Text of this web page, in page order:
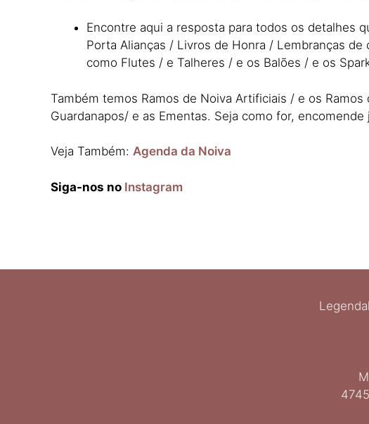
Encontre aqui a resposta para todos os detalhes
Porta Alianças / Livros de Honra / Lembranças
como Flutes / e Talheres / e os Balões / e os
Também temos Ramos de Noiva Artificiais / e os
Guardanapos/ e as Ementas. Seja como for,
Veja Também: Agenda da Noiva
Siga-nos no Instagram